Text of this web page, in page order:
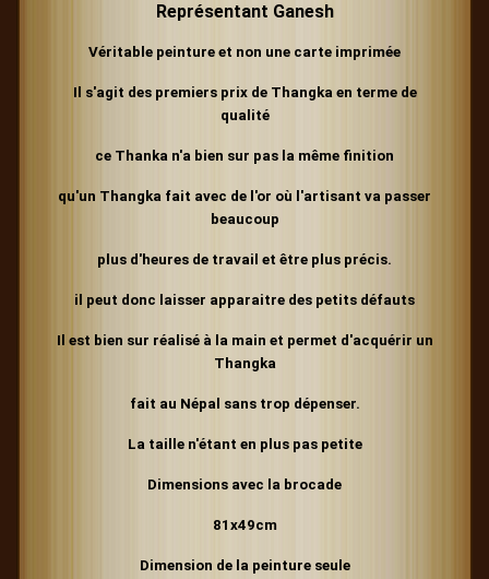
Représentant Ganesh
Véritable peinture et non une carte imprimée
Il s'agit des premiers prix de Thangka en terme de
qualité
ce Thanka n'a bien sur pas la même finition
qu'un Thangka fait avec de l'or où l'artisant va passer
beaucoup
plus d'heures de travail et être plus précis.
il peut donc laisser apparaitre des petits défauts
Il est bien sur réalisé à la main et permet d'acquérir un
Thangka
fait au Népal sans trop dépenser.
La taille n'étant en plus pas petite
Dimensions avec la brocade
81x49cm
Dimension de la peinture seule